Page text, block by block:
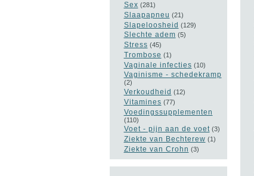
Sex (281)
Slaapapneu (21)
Slapeloosheid (129)
Slechte adem (5)
Stress (45)
Trombose (1)
Vaginale infecties (10)
Vaginisme - schedekramp
(2)
Verkoudheid (12)
Vitamines (77)
Voedingssupplementen
(110)
Voet - pijn aan de voet (3)
Ziekte van Bechterew (1)
Ziekte van Crohn (3)